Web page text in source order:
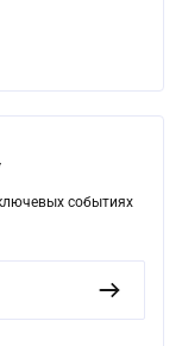
событиях